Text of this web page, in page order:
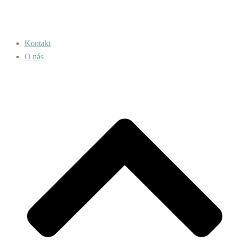
Kontakt
O nás